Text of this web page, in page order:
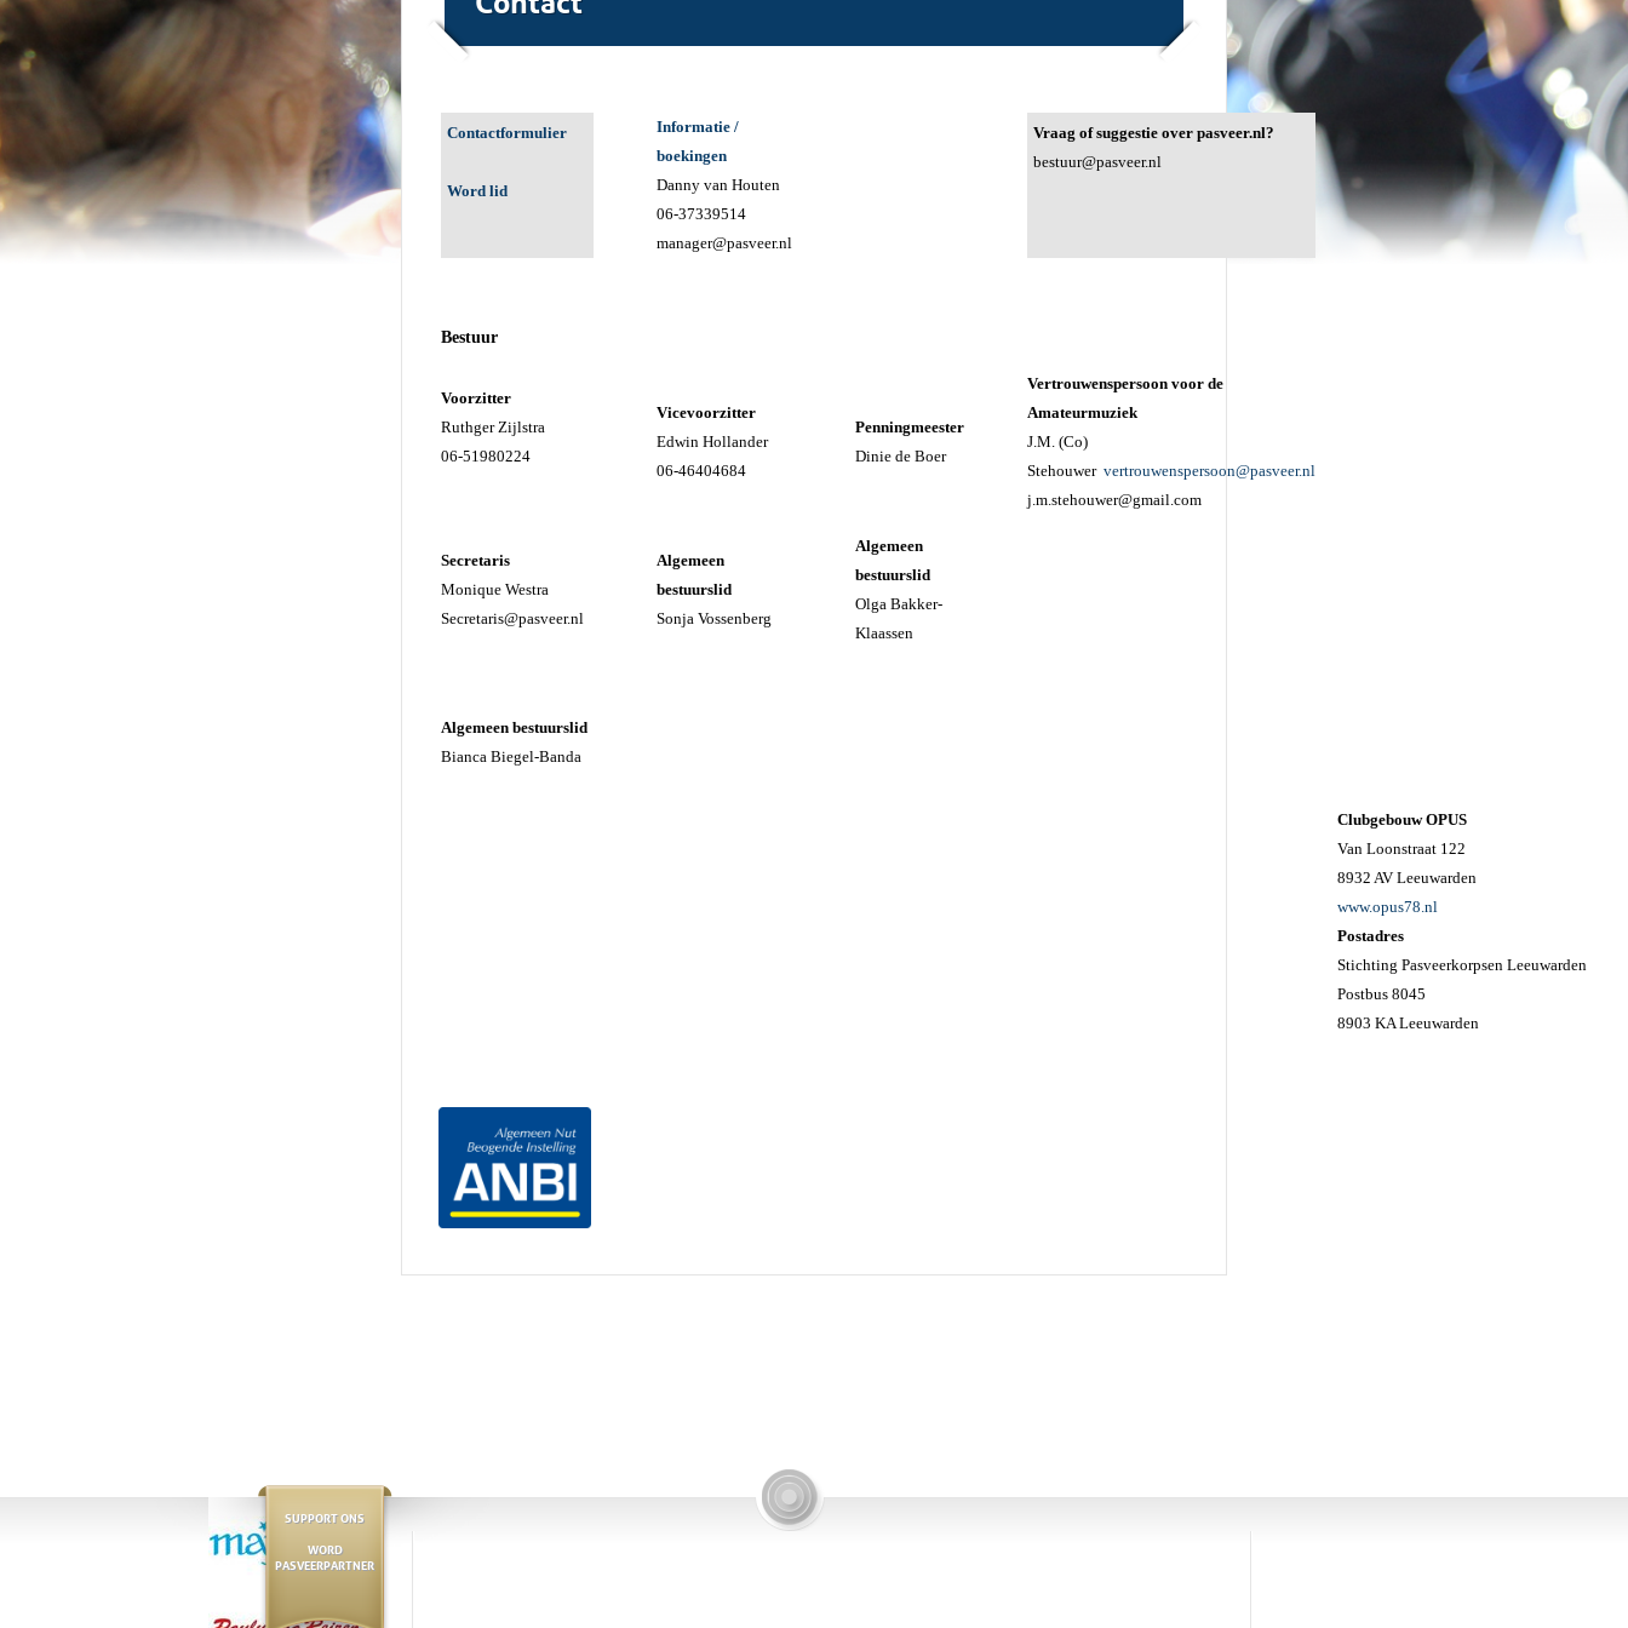
Contactformulier
Word lid
Informatie /
boekingen
Danny van Houten
06-37339514
manager@pasveer.nl
Vraag of suggestie over pasveer.nl?
bestuur@pasveer.nl
Bestuur
Voorzitter
Ruthger Zijlstra
06-51980224
Vicevoorzitter
Edwin Hollander
06-46404684
Penningmeester
Dinie de Boer
Vertrouwenspersoon voor de
Amateurmuziek
J.M. (Co)
Stehouwer vertrouwenspersoon@pasveer.nl
j.m.stehouwer@gmail.com
Secretaris
Monique Westra
Secretaris@pasveer.nl
Algemeen
bestuurslid
Sonja Vossenberg
Algemeen
bestuurslid
Olga Bakker-
Klaassen
Algemeen bestuurslid
Bianca Biegel-Banda
Clubgebouw OPUS
Van Loonstraat 122
8932 AV Leeuwarden
www.opus78.nl
Postadres
Stichting Pasveerkorpsen Leeuwarden
Postbus 8045
8903 KA Leeuwarden
SUPPORT ONS
WORD
PASVEERPARTNER